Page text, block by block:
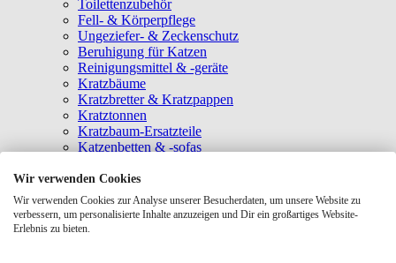
Toilettenzubehör
Fell- & Körperpflege
Ungeziefer- & Zeckenschutz
Beruhigung für Katzen
Reinigungsmittel & -geräte
Kratzbäume
Kratzbretter & Kratzpappen
Kratztonnen
Kratzbaum-Ersatzteile
Katzenbetten & -sofas
Katzenhäuser
Hängematten & Fensterliegeplätze
Katzendecken & -matten
Baldrian- & Catnipspielzeug
Wir verwenden Cookies
Wir verwenden Cookies zur Analyse unserer Besucherdaten, um unsere Website zu
verbessern, um personalisierte Inhalte anzuzeigen und Dir ein großartiges Website-
Erlebnis zu bieten.